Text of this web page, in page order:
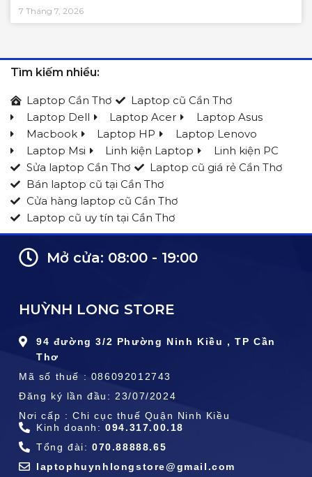
7 Tháng 7, 2026
Tìm kiếm nhiều:
Laptop Cần Thơ
Laptop cũ Cần Thơ
Laptop Dell
Laptop Acer
Laptop Asus
Macbook
Laptop HP
Laptop Lenovo
Laptop Msi
Linh kiện Laptop
Linh kiện PC
Sửa laptop Cần Thơ
Laptop cũ giá rẻ Cần Thơ
Bán laptop cũ tại Cần Thơ
Cửa hàng laptop cũ Cần Thơ
Laptop cũ uy tín tại Cần Thơ
Mở cửa: 08:00 - 19:00
HUỲNH LONG STORE
94 đường 3/2 Phường Ninh Kiều , TP Cần
Thơ
Mã số thuế : 086092012743
Đăng ký lần đầu: 23/07/2024
Nơi cấp : Chi cục thuế Quận Ninh Kiều
Kinh doanh:094.317.00.18
Tổng đài: 070.88888.65
laptophuynhlongstore@gmail.com